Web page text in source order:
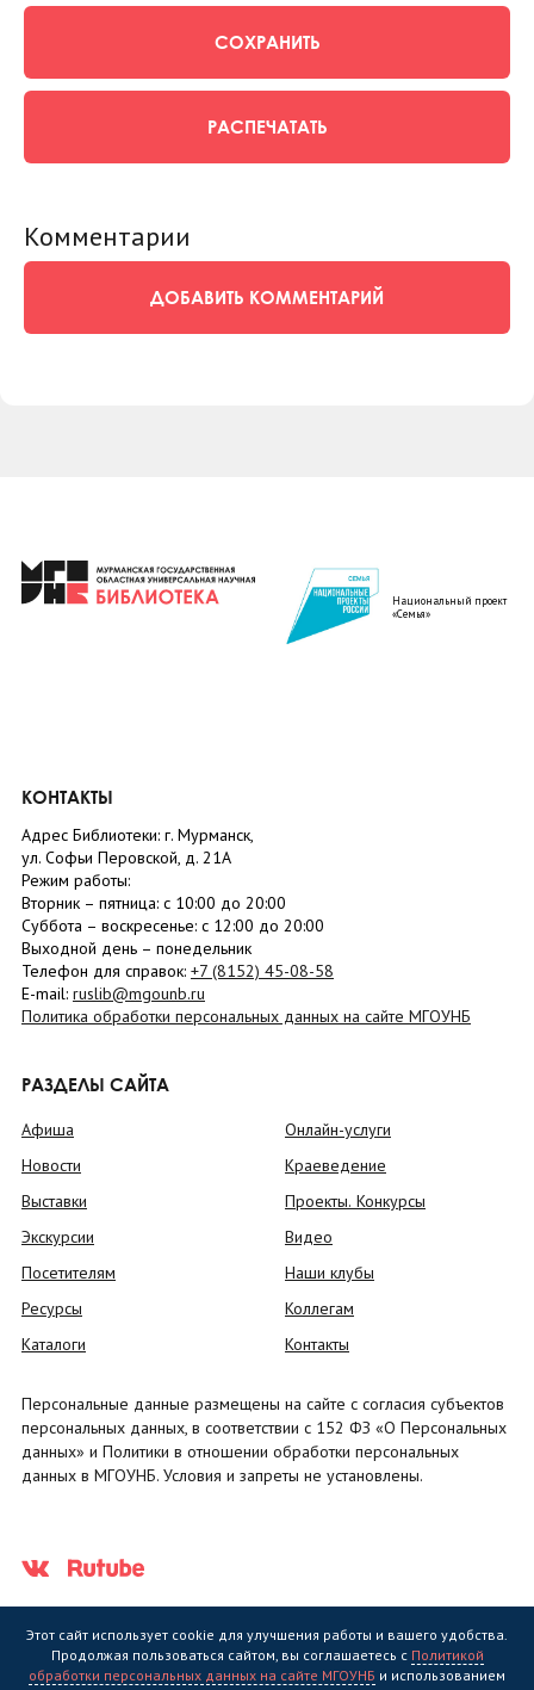
СОХРАНИТЬ
РАСПЕЧАТАТЬ
Комментарии
ДОБАВИТЬ КОММЕНТАРИЙ
Национальный проект
«Семья»
КОНТАКТЫ
Адрес Библиотеки: г. Мурманск,
ул. Софьи Перовской, д. 21А
Режим работы:
Вторник – пятница: с 10:00 до 20:00
Суббота – воскресенье: c 12:00 до 20:00
Выходной день – понедельник
Телефон для справок: +7 (8152) 45-08-58
E-mail: ruslib@mgounb.ru
Политика обработки персональных данных на сайте МГОУНБ
РАЗДЕЛЫ САЙТА
Афиша
Новости
Выставки
Экскурсии
Посетителям
Ресурсы
Каталоги
Онлайн-услуги
Краеведение
Проекты. Конкурсы
Видео
Наши клубы
Коллегам
Контакты
Персональные данные размещены на сайте с согласия субъектов
персональных данных, в соответствии с 152 ФЗ «О Персональных
данных» и Политики в отношении обработки персональных
данных в МГОУНБ. Условия и запреты не установлены.
Этот сайт использует cookie для улучшения работы и вашего удобства.
Продолжая пользоваться сайтом, вы соглашаетесь с Политикой
обработки персональных данных на сайте МГОУНБ и использованием